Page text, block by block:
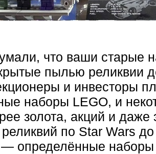
что ваши старые
пылью реликвии
и инвесторы
наборы LEGO, и
золота, акций и даже
реликвий по Star Wars
определённые наборы